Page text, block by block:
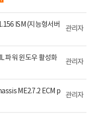
ISM (지능형서버
관리자
파워 윈도우 활성화
관리자
ME2.7.2 ECM p
관리자